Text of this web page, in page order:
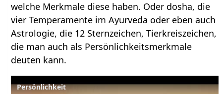
welche Merkmale diese haben. Oder dosha, die
vier Temperamente im Ayurveda oder eben auch
Astrologie, die 12 Sternzeichen, Tierkreiszeichen,
die man auch als Persönlichkeitsmerkmale
deuten kann.
Persönlichkeit